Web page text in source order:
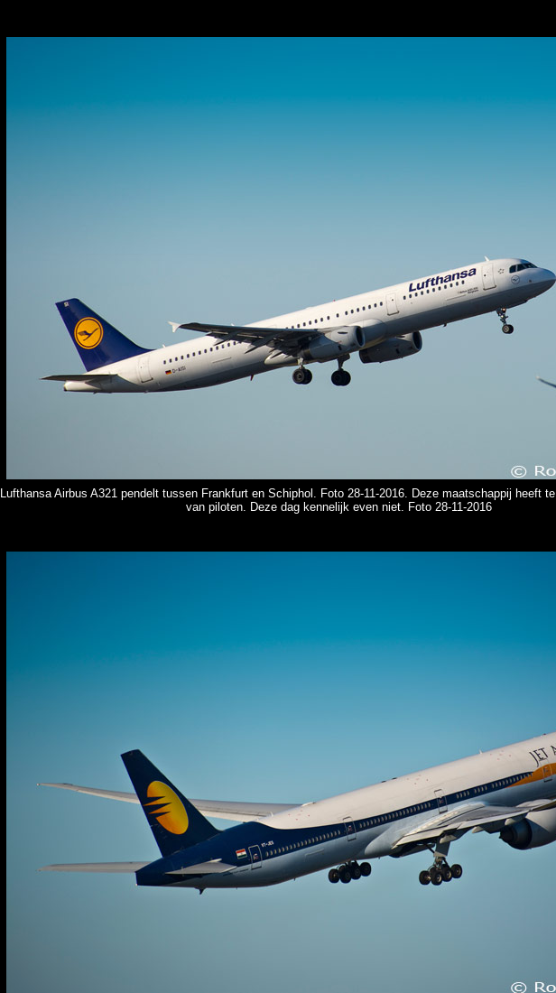
Lufthansa Airbus A321 pendelt tussen Frankfurt en Schiphol. Foto 28-11-2016. Deze maatschappij heeft
van piloten. Deze dag kennelijk even niet. Foto 28-11-2016